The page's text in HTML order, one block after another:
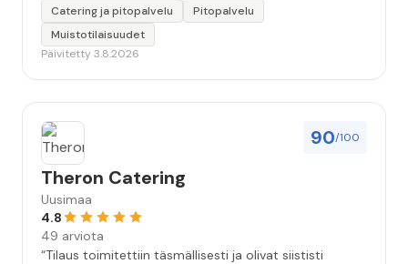
Kävimme tilauksen vielä kahteen kertaan puhelimessa
läpi, että kaikki seikat oltiin varmasti huomioitu.
Tilaisuudessa tarjoilija oli todella ammatti-ihminen.
Catering ja pitopalvelu
Pitopalvelu
Muistotilaisuudet
Päivitetty 3.8.2026
90/100
Theron Catering
Uusimaa
4.8
49 arviota
“Tilaus toimitettiin täsmällisesti ja olivat siististi